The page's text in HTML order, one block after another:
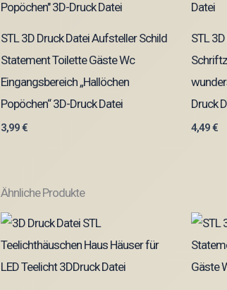
STL 3D Druck Datei Aufsteller Schild
Statement Toilette Gäste Wc
Eingangsbereich „Hallöchen
Popöchen“ 3D-Druck Datei
3,99€
STL
Druck
4,49€
Ähnliche Produkte